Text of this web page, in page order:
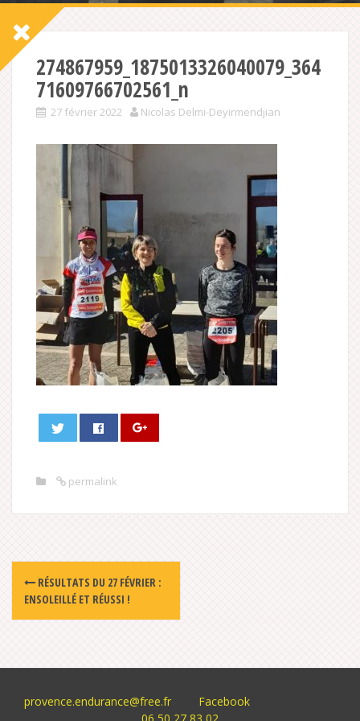
274867959_1875013326040079_364
71609766702561_n
27 février 2022 Nicolas Delmi-Deyirmendjian
permalink
Post
navigation
RÉSULTATS DU 27 FÉVRIER :
ENSOLEILLÉ ET RÉUSSI !
provence.endurance@free.fr
Facebook